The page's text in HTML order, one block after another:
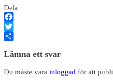
Dela
Facebook
Twitter
Lämna ett svar
Du måste vara inloggad för att